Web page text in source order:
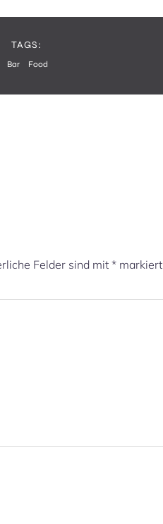
TAGS:
Bar Food
Felder sind mit* markiert